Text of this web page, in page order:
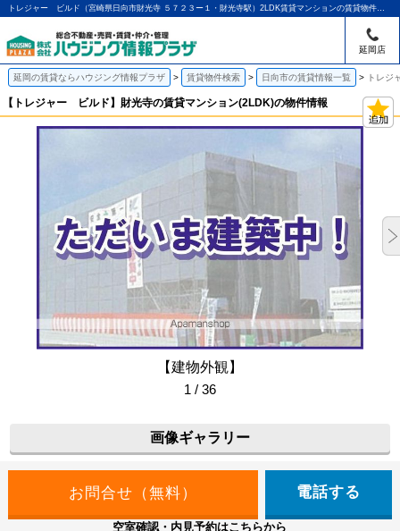
トレジャー ビルド（宮崎県日向市財光寺 ５７２３ー１・財光寺駅）2LDK賃貸マンションの賃貸物件情報｜アパマンショップ延岡店｜ハウジング情報プラザ
延岡店
延岡の賃貸ならハウジング情報プラザ 賃貸物件検索 日向市の賃貸情報一覧 トレジ
【トレジャー ビルド】財光寺の賃貸マンション(2LDK)の物件情報
【建物外観】
1 / 36
画像ギャラリー
電話する
空室確認・内見予約はこちらから